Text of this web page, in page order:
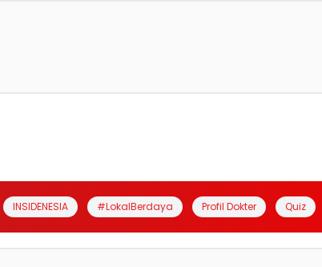
INSIDENESIA #LokalBerdaya Profil Dokter Quiz